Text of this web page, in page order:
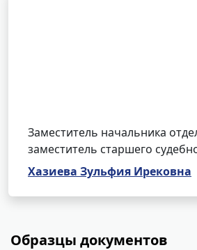
Заместитель начальника
заместитель старшего
Хазиева Зульфия Ирековна
Образцы документов